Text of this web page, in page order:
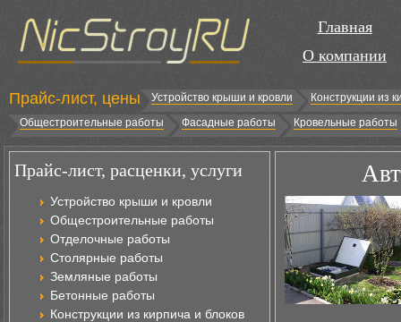
Главная
О компании
Прайс-лист, цены Устройство крыши и кровли
Конструкции из
Общестроительные работы
Фасадные работы Кровельные работы
Прайс-лист, расценки, услуги
Устройство крыши и кровли
Общестроительные работы
Отделочные работы
Столярные работы
Земляные работы
Бетонные работы
Конструкции из кирпича и блоков